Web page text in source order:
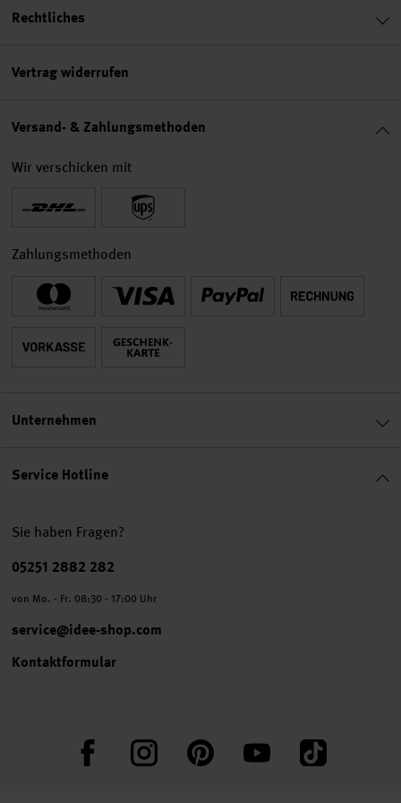
Service Hotline
Sie haben Fragen?
Telefonnummer
05251 2882 282
von Mo. - Fr. 08:30 - 17:00 Uhr
service@idee-shop.com
Kontaktformular
FacebookInstagram PinterestYouTube TikTok
Rechtliches
Vertrag widerrufen
Versand- & Zahlungsmethoden
Wir verschicken mit
Zahlungsmethoden
Unternehmen